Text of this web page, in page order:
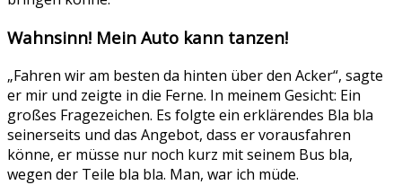
Wahnsinn! Mein Auto kann tanzen!
„Fahren wir am besten da hinten über den Acker“, sagte
er mir und zeigte in die Ferne. In meinem Gesicht: Ein
großes Fragezeichen. Es folgte ein erklärendes Bla bla
seinerseits und das Angebot, dass er vorausfahren
könne, er müsse nur noch kurz mit seinem Bus bla,
wegen der Teile bla bla. Man, war ich müde.